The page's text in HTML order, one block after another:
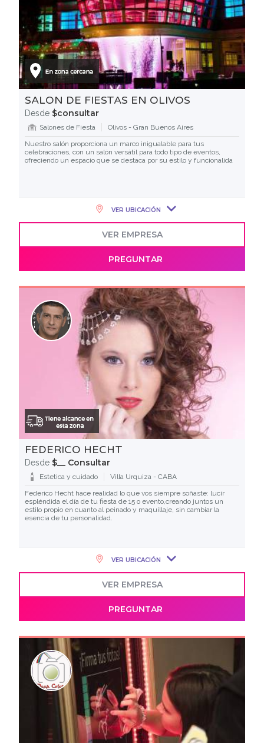
SALON DE FIESTAS EN OLIVOS
Desde $consultar
Salones de Fiesta
Olivos - Gran Buenos Aires
Nuestro salón proporciona un marco inigualable para tus
celebraciones, con un salón versátil para todo tipo de eventos,
ofreciendo un espacio que se destaca por su estilo y funcionalida
VER UBICACIÓN
VER EMPRESA
PREGUNTAR
FEDERICO HECHT
Desde $__ Consultar
Estetica y cuidado
Villa Urquiza - CABA
Federico Hecht hace realidad lo que vos siempre soñaste: lucir
espléndida el día de tu fiesta de 15 o evento,creando juntos un
estilo propio en cuanto al peinado y maquillaje, sin cambiar la
esencia de tu personalidad.
VER UBICACIÓN
VER EMPRESA
PREGUNTAR